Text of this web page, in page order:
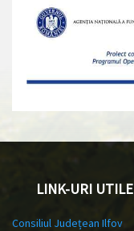
LINK-URI UTILE
Consiliul Județean Ilfov